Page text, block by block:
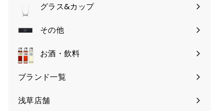
メ
ニ
ー
を
く
グラス&カップ
サ
ブ
ニ
ュ
ー
を
その他
サ
ブ
メ
ニ
ー
お酒・飲料
ブランド一覧
浅草店舗